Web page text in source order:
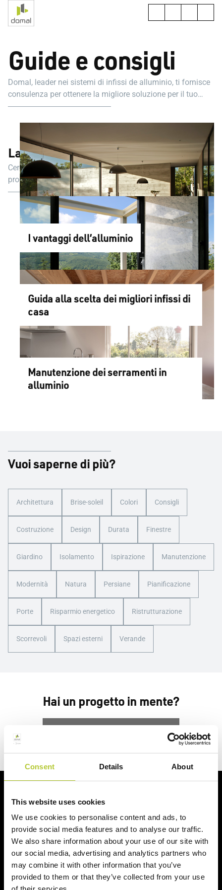
Consent Details About
This website uses cookies
We use cookies to personalise content and ads, to
provide social media features and to analyse our traffic.
We also share information about your use of our site with
our social media, advertising and analytics partners who
may combine it with other information that you’ve
provided to them or that they’ve collected from your use
Guide e consigli
Domal, leader nei sistemi di infissi de alluminio, ti fornisce
consulenza per ottenere la migliore soluzione per il tuo
progetto.
Lasciati ispirare
Cerchi ispirazione? Non sai da dove cominciare con il tuo
progetto e hai bisogno di consigli?
I vantaggi dell’alluminio
Guida alla scelta dei migliori infissi di
casa
Manutenzione dei serramenti in
alluminio
Vuoi saperne di più?
Architettura Brise-soleil Colori Consigli
Costruzione Design Durata Finestre
Giardino Isolamento Ispirazione Manutenzione
Modernità Natura Persiane Pianificazione
Porte Risparmio energetico Ristrutturazione
Scorrevoli Spazi esterni Verande
Hai un progetto in mente?
Ci prendiamo cura dei nostri clienti
Un'esperienza
consolidata nel tempo
+ di 170 Maestri
Serramentisti Domal